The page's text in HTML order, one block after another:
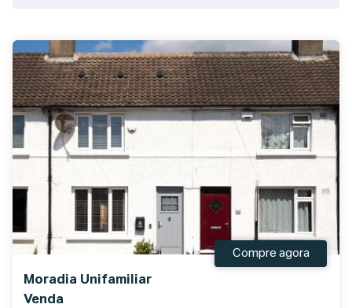
Moradia Unifamiliar
Venda
Compre agora